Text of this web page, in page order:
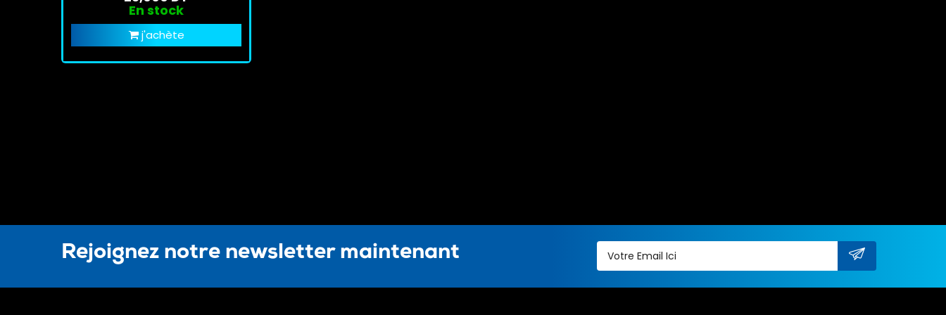
En stock
j'achète
Rejoignez notre newsletter maintenant